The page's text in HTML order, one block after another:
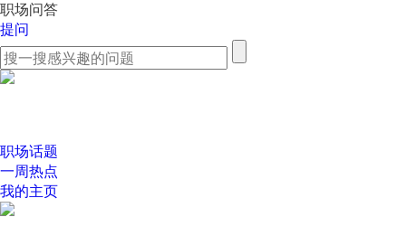
职场问答
提问
职场话题
一周热点
我的主页